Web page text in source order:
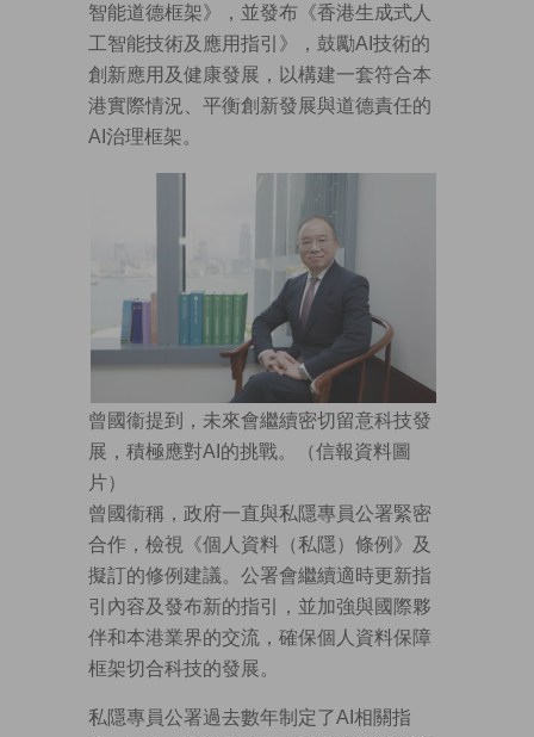
智能道德框架》，並發布《香港生成式人
工智能技術及應用指引》，鼓勵AI技術的
創新應用及健康發展，以構建一套符合本
港實際情況、平衡創新發展與道德責任的
AI治理框架。
曾國衞提到，未來會繼續密切留意科技發
展，積極應對AI的挑戰。（信報資料圖
片）
曾國衞稱，政府一直與私隱專員公署緊密
合作，檢視《個人資料（私隱）條例》及
擬訂的修例建議。公署會繼續適時更新指
引內容及發布新的指引，並加強與國際夥
伴和本港業界的交流，確保個人資料保障
框架切合科技的發展。
私隱專員公署過去數年制定了AI相關指